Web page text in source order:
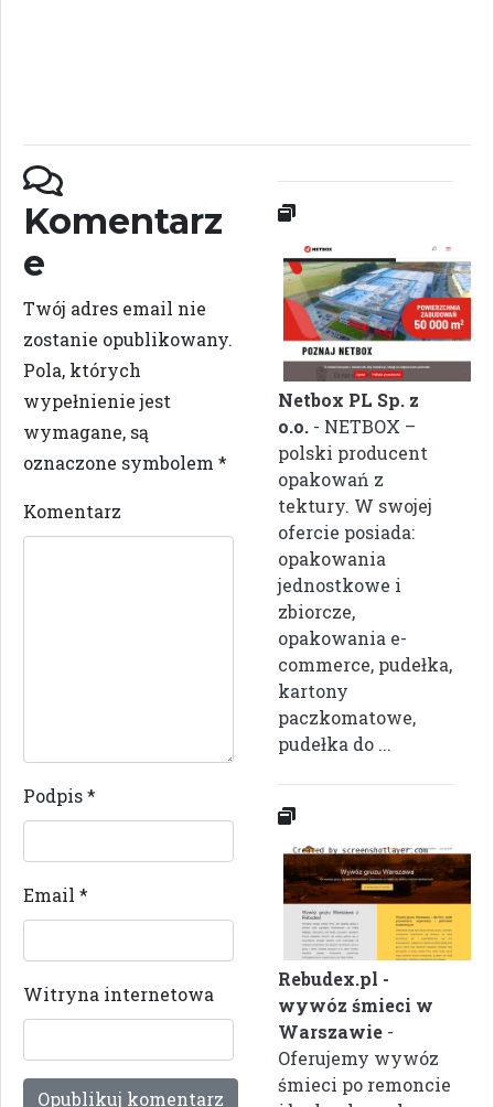
Komentarz
e
Twój adres email nie
zostanie opublikowany.
Pola, których
wypełnienie jest
wymagane, są
oznaczone symbolem *
Komentarz
Podpis*
Email *
Witryna internetowa
Netbox PL Sp. z
o.o. - NETBOX –
polski producent
opakowań z
tektury. W swojej
ofercie posiada:
opakowania
jednostkowe i
zbiorcze,
opakowania e-
commerce, pudełka,
kartony
paczkomatowe,
pudełka do ...
Rebudex.pl -
wywóz śmieci w
Warszawie -
Oferujemy wywóz
śmieci po remoncie